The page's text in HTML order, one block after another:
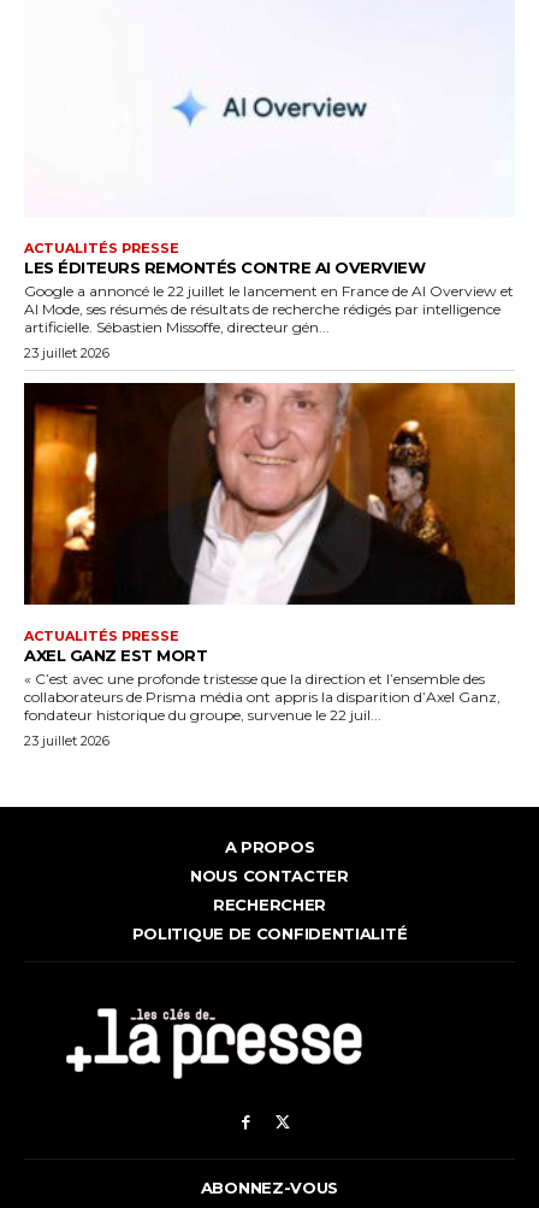
ACTUALITÉS PRESSE
LES ÉDITEURS REMONTÉS CONTRE AI OVERVIEW
Google a annoncé le 22 juillet le lancement en France de AI Overview et
AI Mode, ses résumés de résultats de recherche rédigés par intelligence
artificielle. Sébastien Missoffe, directeur gén...
23 juillet 2026
ACTUALITÉS PRESSE
AXEL GANZ EST MORT
« C’est avec une profonde tristesse que la direction et l’ensemble des
collaborateurs de Prisma média ont appris la disparition d’Axel Ganz,
fondateur historique du groupe, survenue le 22 juil...
23 juillet 2026
A PROPOS
NOUS CONTACTER
RECHERCHER
POLITIQUE DE CONFIDENTIALITÉ
ABONNEZ-VOUS